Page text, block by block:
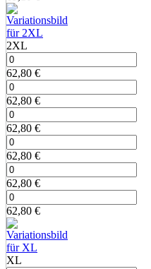
2XL
62,80 €
62,80 €
62,80 €
62,80 €
62,80 €
62,80 €
XL